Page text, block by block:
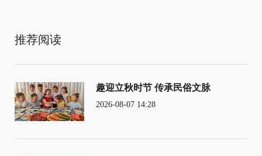
推荐阅读
趣迎立秋时节 传承民俗文脉
2026-08-07 14:28